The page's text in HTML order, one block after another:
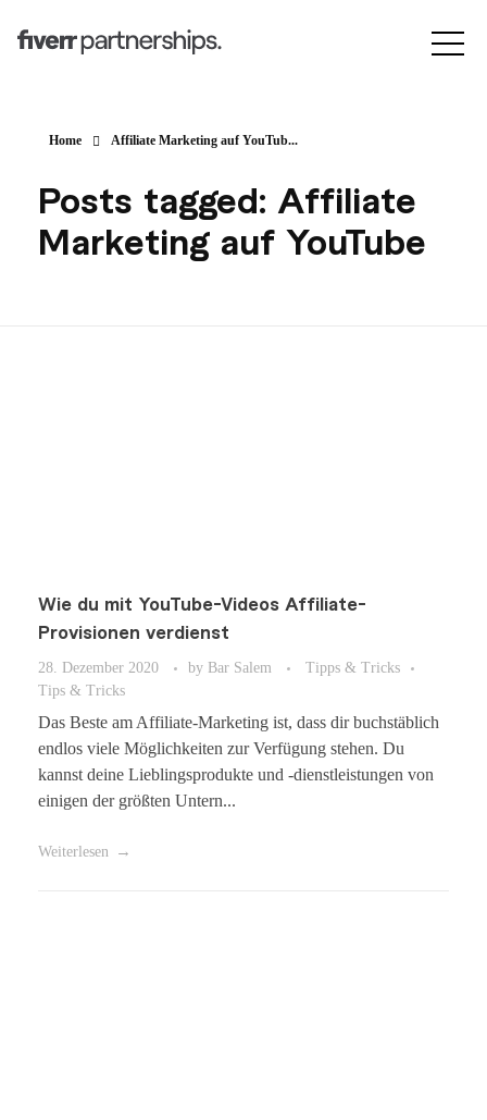
Home Affiliate Marketing auf YouTub...
Posts tagged: Affiliate
Marketing auf YouTube
Wie du mit YouTube-Videos Affiliate-
Provisionen verdienst
28. Dezember 2020
by Bar Salem
Tipps & Tricks
Tips & Tricks
Das Beste am Affiliate-Marketing ist, dass dir buchstäblich
endlos viele Möglichkeiten zur Verfügung stehen. Du
kannst deine Lieblingsprodukte und -dienstleistungen von
einigen der größten Untern...
Weiterlesen